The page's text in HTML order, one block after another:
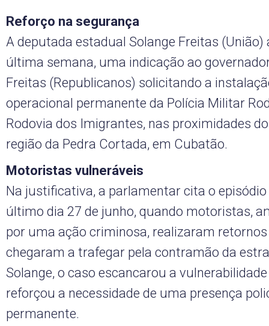
Reforço na segurança
A deputada estadual Solange Freitas (União)
última semana, uma indicação ao
Freitas (Republicanos) solicitando a
operacional permanente da Polícia Militar
Rodovia dos Imigrantes, nas proximidades
região da Pedra Cortada, em Cubatão.
Motoristas vulneráveis
Na justificativa, a parlamentar cita o
último dia 27 de junho, quando motoristas,
por uma ação criminosa, realizaram
chegaram a trafegar pela contramão da
Solange, o caso escancarou a
reforçou a necessidade de uma presença
permanente.